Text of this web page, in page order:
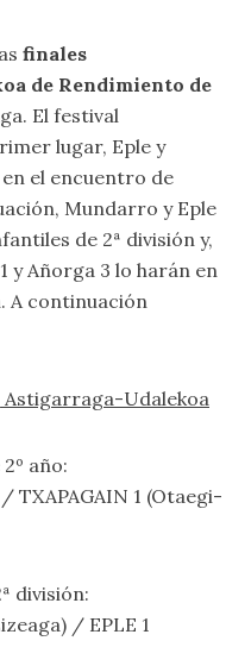
finales
de Rendimiento de
El festival
lugar, Eple y
el encuentro de
Mundarro y Eple
de 2ª división y,
y Añorga 3 lo harán en
A continuación
Astigarraga-Udalekoa
año:
TXAPAGAIN 1 (Otaegi-
división:
/ EPLE 1